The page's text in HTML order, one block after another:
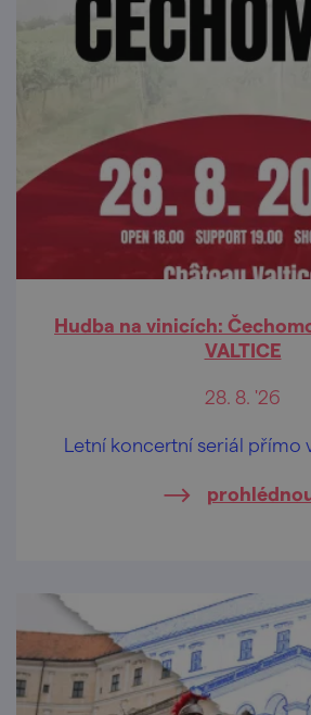
Hudba na vinicích:
VALTICE
28. 8. '26
Letní koncertní seriál přímo